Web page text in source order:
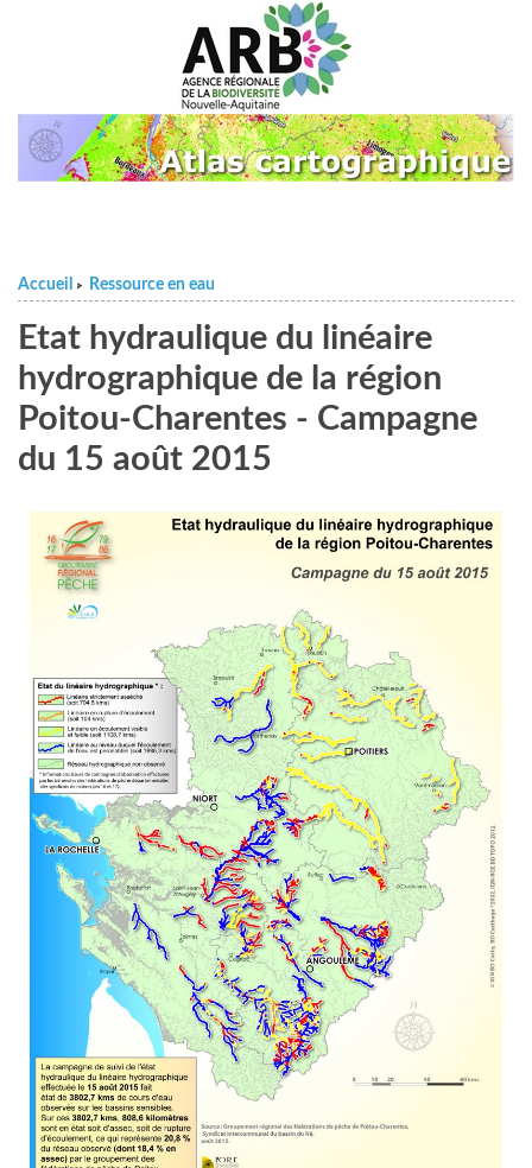
Accueil > Ressource en eau
Etat hydraulique du linéaire
hydrographique de la région
Poitou-Charentes - Campagne
du 15 août 2015